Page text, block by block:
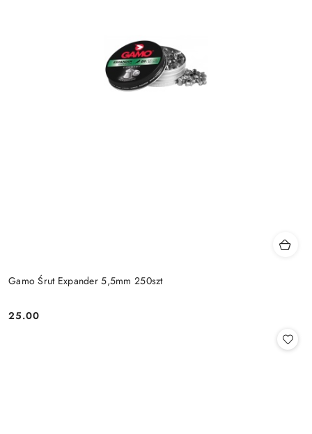
Gamo Śrut Expander 5,5mm 250szt
Cena:
25.00